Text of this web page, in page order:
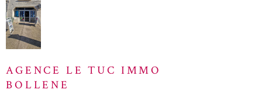
AGENCE LE TUC IMMO
BOLLENE